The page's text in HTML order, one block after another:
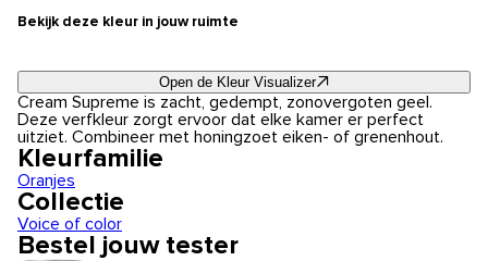
Bekijk deze kleur in jouw ruimte
Open de Kleur Visualizer
Cream Supreme is zacht, gedempt, zonovergoten geel.
Deze verfkleur zorgt ervoor dat elke kamer er perfect
uitziet. Combineer met honingzoet eiken- of grenenhout.
Kleurfamilie
Oranjes
Collectie
Voice of color
Bestel jouw tester